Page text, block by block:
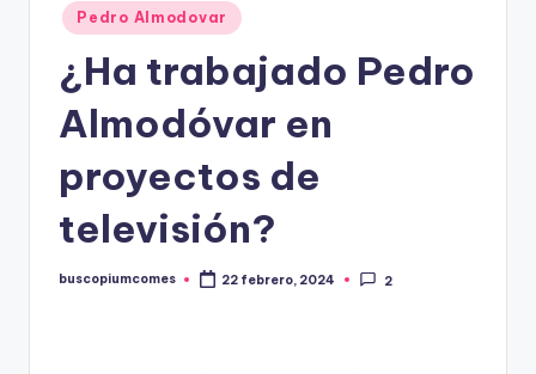
Publicado
en
Pedro Almodovar
¿Ha trabajado Pedro
Almodóvar en
proyectos de
televisión?
Publicado
buscopiumcomes 22 febrero, 2024 2